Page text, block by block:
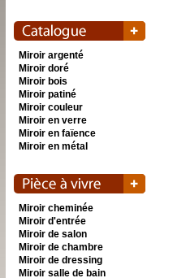
Miroir argenté
Miroir doré
Miroir bois
Miroir patiné
Miroir couleur
Miroir en verre
Miroir en faïence
Miroir en métal
Miroir cheminée
Miroir d'entrée
Miroir de salon
Miroir de chambre
Miroir de dressing
Miroir salle de bain